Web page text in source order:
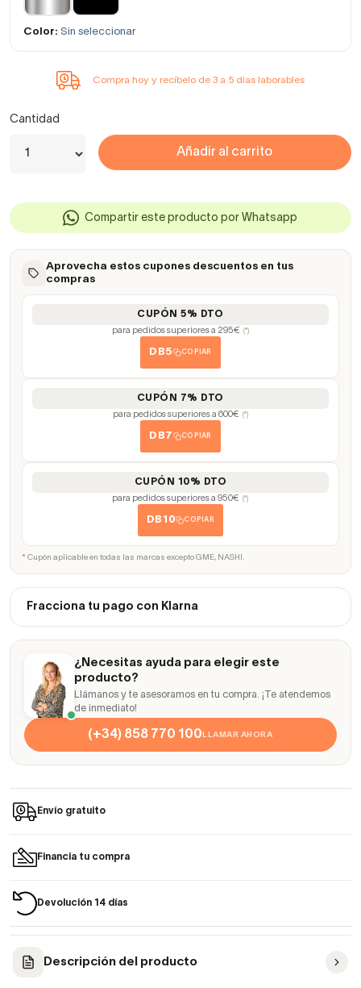
Color: Sin seleccionar
Compra hoy y recíbelo de 3 a 5 días laborables
Cantidad
Añadir al carrito
Compartir este producto por Whatsapp
Aprovecha estos cupones descuentos en tus
compras
CUPÓN 5% DTO
para pedidos superiores a 295€ (*)
DB5 COPIAR
CUPÓN 7% DTO
para pedidos superiores a 600€ (*)
DB7 COPIAR
CUPÓN 10% DTO
para pedidos superiores a 950€ (*)
DB10 COPIAR
* Cupón aplicable en todas las marcas excepto GME, NASHI.
Fracciona tu pago con Klarna
¿Necesitas ayuda para elegir este
producto?
Llámanos y te asesoramos en tu compra. ¡Te atendemos
de inmediato!
(+34) 858 770 100LLAMAR AHORA
Envío gratuito
Financia tu compra
Devolución 14 días
Descripción del producto